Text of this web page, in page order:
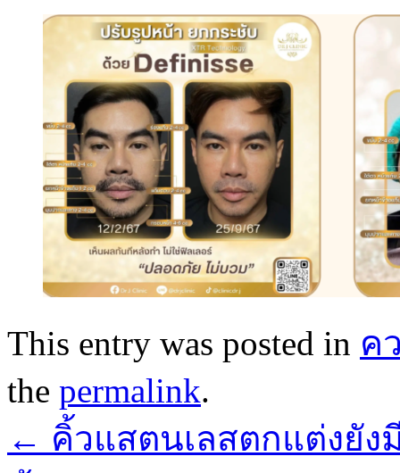
This entry was posted in ค
the permalink.
← คิ้วแสตนเลสตกแต่งยั